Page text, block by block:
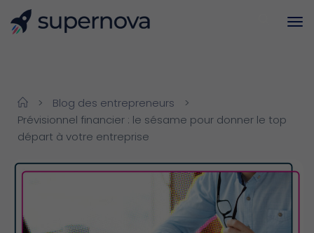
> Blog des entrepreneurs
>
Prévisionnel financier : le sésame pour donner le top
départ à votre entreprise